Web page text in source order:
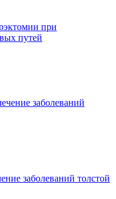
при
путей
заболеваний толстой